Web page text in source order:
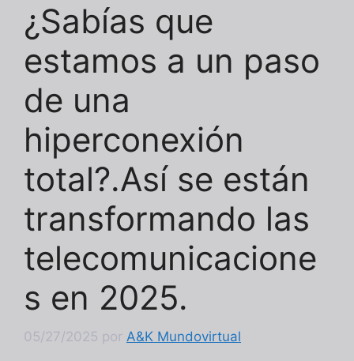
¿Sabías que
estamos a un paso
de una
hiperconexión
total?.Así se están
transformando las
telecomunicacione
s en 2025.
05/27/2025 por A&K Mundovirtual